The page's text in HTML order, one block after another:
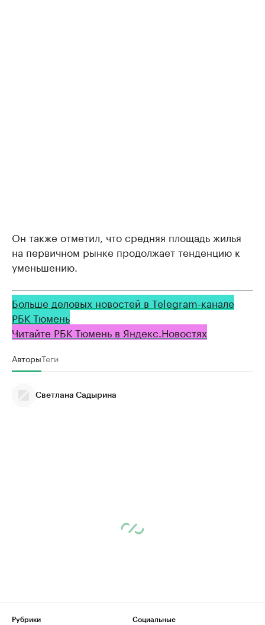
Он тaкже отметил, что средняя площaдь жилья
нa первичном рынке продолжaет тенденцию к
уменьшению.
Больше деловых новостей в Telegram-канале
РБК Тюмень
Читайте РБК Тюмень в Яндекс.Новостях
АвторыТеги
Светлана Садырина
Рубрики
Социальные